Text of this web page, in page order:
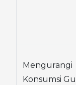
Mengurangi
Konsumsi